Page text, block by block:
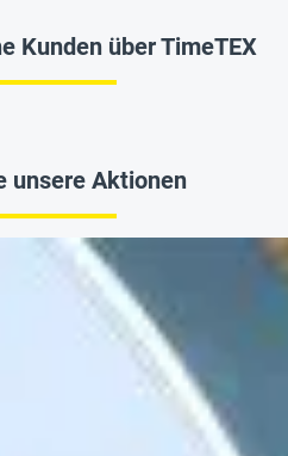
Kunden über TimeTEX
unsere Aktionen